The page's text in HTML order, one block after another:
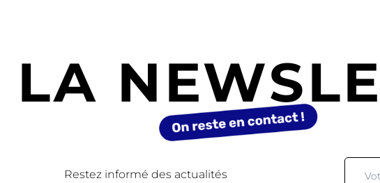
LA
Restez informé des actualités